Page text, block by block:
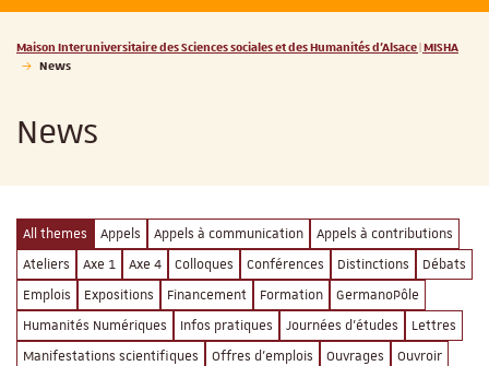
Vous êtes ici :
Maison Interuniversitaire des Sciences sociales et des Humanités d'Alsace | MISHA
News
News
All themes Appels Appels à communication
Appels à contributions
Ateliers
Axe 1 Axe 4 Colloques Conférences Distinctions
Débats
Emplois
Expositions Financement Formation
GermanoPôle
Humanités Numériques
Infos pratiques Journées d'études
Lettres
Manifestations scientifiques
Offres d'emplois Ouvrages
Ouvroir